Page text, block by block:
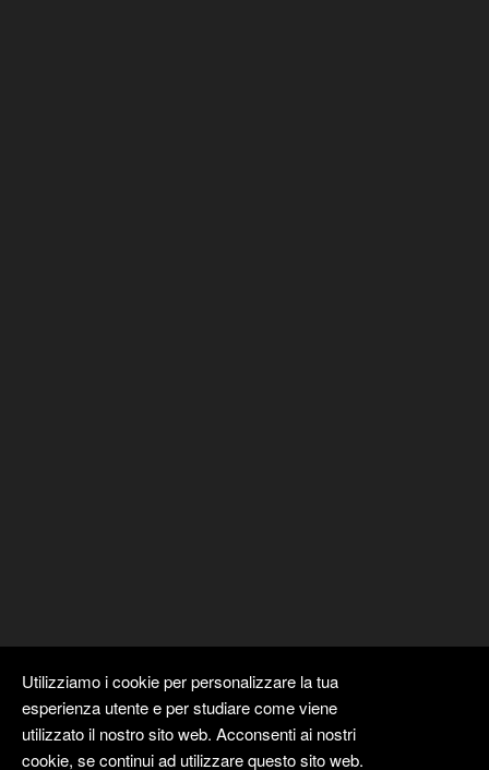
Utilizziamo i cookie per personalizzare la tua
esperienza utente e per studiare come viene
utilizzato il nostro sito web. Acconsenti ai nostri
cookie, se continui ad utilizzare questo sito web.